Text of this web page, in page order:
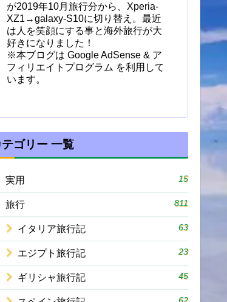
が2019年10月旅行分から、Xperia-
XZ1→galaxy-S10に切り替え。最近
は人を笑顔にする事と海外旅行が大
好きになりました！
※本ブログは Google AdSense & ア
フィリエイトプログラム を利用して
います。
テゴリー 一覧
実用 15
旅行 811
イタリア旅行記 63
エジプト旅行記 23
ギリシャ旅行記 45